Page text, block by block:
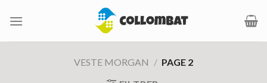
VESTE MORGAN / PAGE 2